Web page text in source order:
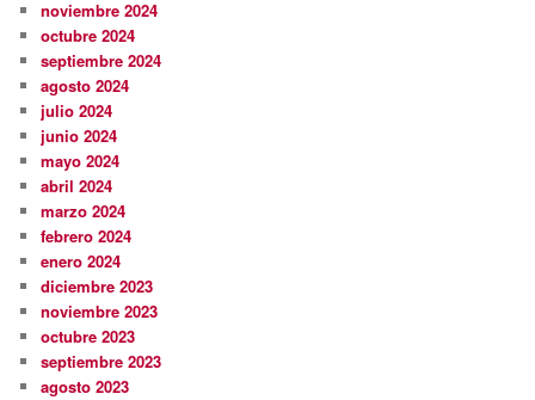
noviembre 2024
octubre 2024
septiembre 2024
agosto 2024
julio 2024
junio 2024
mayo 2024
abril 2024
marzo 2024
febrero 2024
enero 2024
diciembre 2023
noviembre 2023
octubre 2023
septiembre 2023
agosto 2023